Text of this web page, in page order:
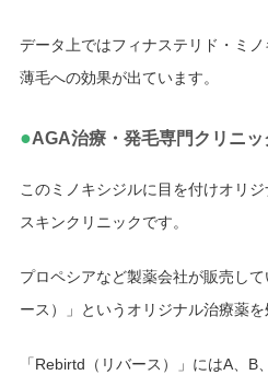
データ上ではフィナステリド・ミ
薄毛への効果が出ています。
●AGA治療・発毛専門クリニッ
このミノキシジルに目を付けオリ
スキンクリニックです。
プロペシアなど製薬会社が販売し
ース）」というオリジナル治療薬を
「Rebirtd（リバース）」にはA、